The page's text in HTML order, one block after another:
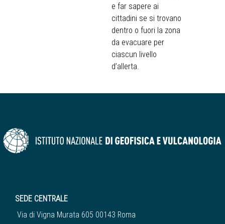
e far sapere ai
cittadini se si trovano
dentro o fuori la zona
da evacuare per
ciascun livello
d’allerta.
SEDE CENTRALE
Via di Vigna Murata 605 00143 Roma